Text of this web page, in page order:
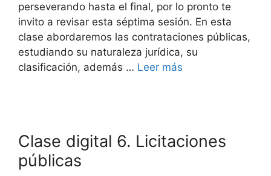
perseverando hasta el final, por lo pronto te
invito a revisar esta séptima sesión. En esta
clase abordaremos las contrataciones públicas,
estudiando su naturaleza jurídica, su
clasificación, además … Leer más
Clase digital 6. Licitaciones
públicas